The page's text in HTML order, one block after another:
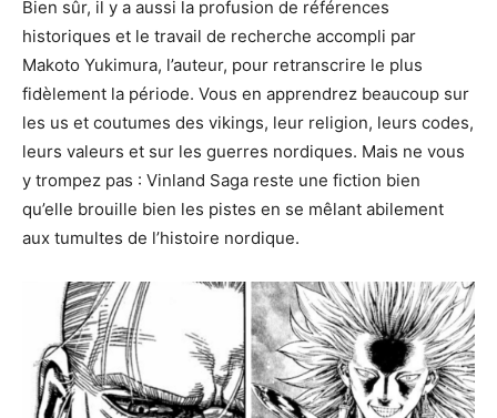
Bien sûr, il y a aussi la profusion de références
historiques et le travail de recherche accompli par
Makoto Yukimura, l’auteur, pour retranscrire le plus
fidèlement la période. Vous en apprendrez beaucoup sur
les us et coutumes des vikings, leur religion, leurs codes,
leurs valeurs et sur les guerres nordiques. Mais ne vous
y trompez pas : Vinland Saga reste une fiction bien
qu’elle brouille bien les pistes en se mêlant abilement
aux tumultes de l’histoire nordique.